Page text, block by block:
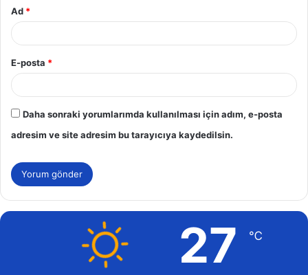
Ad *
E-posta *
Daha sonraki yorumlarımda kullanılması için adım, e-posta
adresim ve site adresim bu tarayıcıya kaydedilsin.
27 ℃